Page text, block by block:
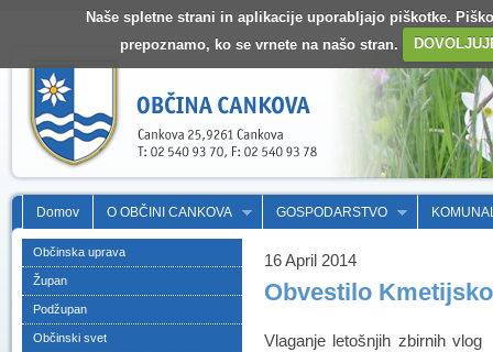
Naše spletne strani in aplikacije uporabljajo piškotke.
prepoznamo, ko se vrnete na našo stran.
Domov O OBČINI CANKOVA GOSPODARSTVO
Občinska uprava
Župan
Podžupan
Občinski svet
16 April 2014
Obvestilo
Vlaganje letošnjih zbirnih